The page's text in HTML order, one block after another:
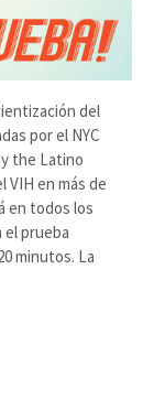
del
por el NYC
the Latino
VIH en más de
en todos los
el prueba
minutos. La